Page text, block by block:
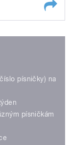
písničky) na
písničkám